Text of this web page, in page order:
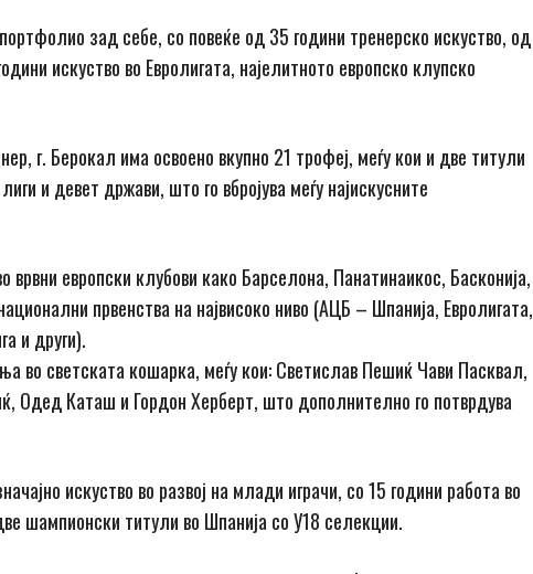
зад себе, со повеќе од 35 години тренерско искуство, од
искуство во Евролигата, најелитното европско клупско
г. Берокал има освоено вкупно 21 трофеј, меѓу кои и две титули
и девет држави, што го вбројува меѓу најискусните
европски клубови како Барселона, Панатинаикос, Басконија,
првенства на највисоко ниво (AЦБ – Шпанија, Евролигата,
и други).
во светската кошарка, меѓу кои: Светислав Пешиќ Чави Пасквал,
Одед Каташ и Гордон Херберт, што дополнително го потврдува
искуство во развој на млади играчи, со 15 години работа во
шампионски титули во Шпанија со У18 селекции.